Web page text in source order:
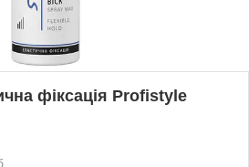
фіксація Profistyle